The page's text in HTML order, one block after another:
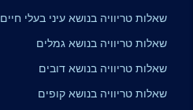
שאלות טריוויה בנושא עיני בעלי חיים
שאלות טריוויה בנושא גמלים
שאלות טריוויה בנושא דובים
שאלות טריוויה בנושא קופים